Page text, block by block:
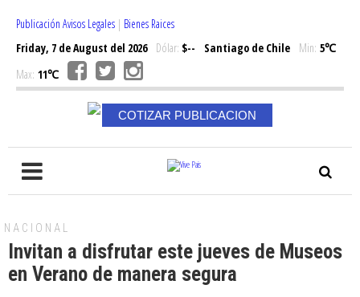
Publicación Avisos Legales | Bienes Raices
Friday, 7 de August del 2026Dólar: $-- Santiago de Chile Min: 5℃
Max: 11℃
COTIZAR PUBLICACION
NACIONAL
Invitan a disfrutar este jueves de Museos
en Verano de manera segura